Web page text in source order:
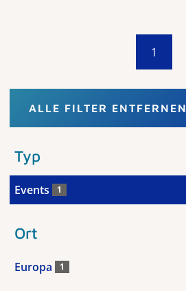
1
ALLE FILTER ENTFERNEN
Typ
Events 1
Ort
Europa 1